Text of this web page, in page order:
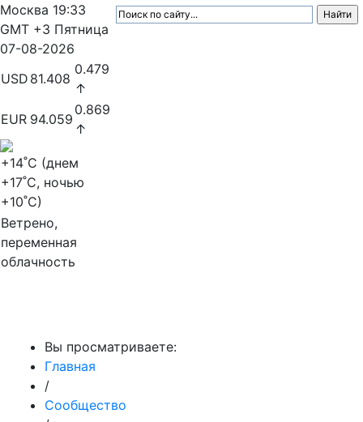
Москва 19:33
GMT +3 Пятница
07-08-2026
USD 81.408
0.479
↑
EUR 94.059
0.869
↑
+14˚C (днем
+17˚C, ночью
+10˚C)
Ветрено,
переменная
облачность
Вы просматриваете:
Главная
/
Сообщество